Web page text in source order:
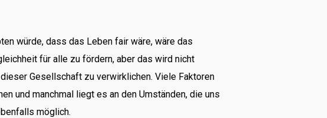
würde, dass das Leben fair wäre, wäre das
für alle zu fördern, aber das wird nicht
Gesellschaft zu verwirklichen. Viele Faktoren
und manchmal liegt es an den Umständen, die uns
möglich.